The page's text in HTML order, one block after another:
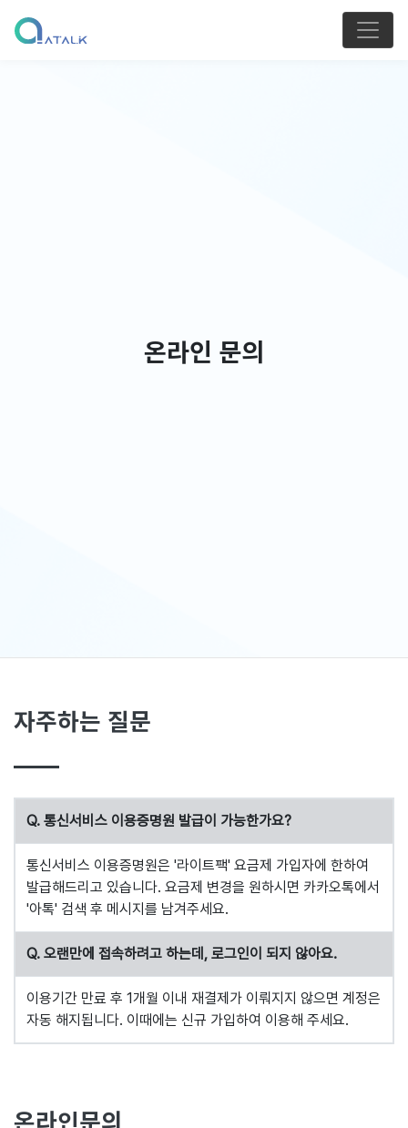
온라인 문의
자주하는 질문
Q. 통신서비스 이용증명원 발급이 가능한가요?
통신서비스 이용증명원은 '라이트팩' 요금제 가입자에 한하여
발급해드리고 있습니다. 요금제 변경을 원하시면 카카오톡에서
'아톡' 검색 후 메시지를 남겨주세요.
Q. 오랜만에 접속하려고 하는데, 로그인이 되지 않아요.
이용기간 만료 후 1개월 이내 재결제가 이뤄지지 않으면 계정은
자동 해지됩니다. 이때에는 신규 가입하여 이용해 주세요.
온라인문의